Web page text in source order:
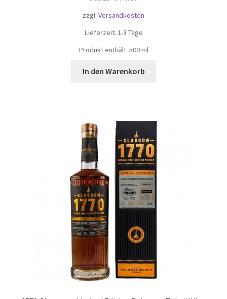
zzgl. Versandkosten
Lieferzeit: 1-3 Tage
Produkt enthält: 500ml
In den Warenkorb